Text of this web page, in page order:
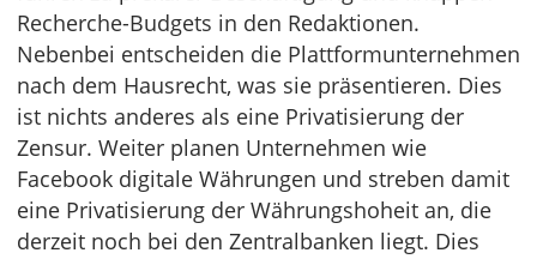
Recherche-Budgets in den Redaktionen.
Nebenbei entscheiden die Plattformunternehmen
nach dem Hausrecht, was sie präsentieren. Dies
ist nichts anderes als eine Privatisierung der
Zensur. Weiter planen Unternehmen wie
Facebook digitale Währungen und streben damit
eine Privatisierung der Währungshoheit an, die
derzeit noch bei den Zentralbanken liegt. Dies